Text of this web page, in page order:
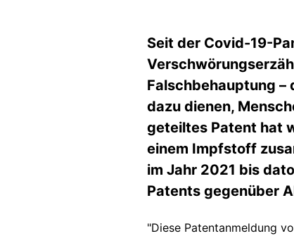
Seit der Covid-19-
Falschbehauptung –
dazu dienen,
geteiltes Patent hat
einem Impfstoff
im Jahr 2021 bis
Patents gegenüber
"Diese Patentanmeldung